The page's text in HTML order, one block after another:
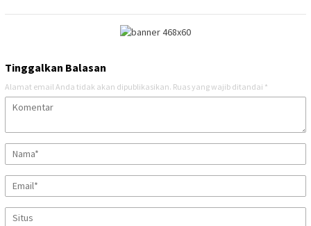
Tinggalkan Balasan
Alamat email Anda tidak akan dipublikasikan. Ruas yang wajib ditandai *